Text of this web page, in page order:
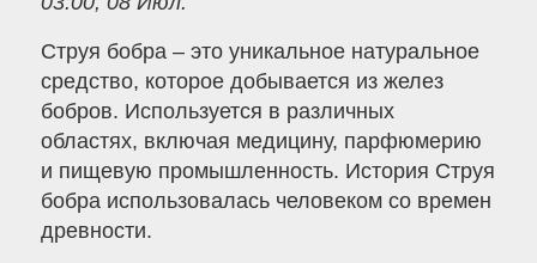
Струя бобра – это уникальное натуральное
средство, которое добывается из желез
бобров. Используется в различных
областях, включая медицину, парфюмерию
и пищевую промышленность. История Струя
бобра использовалась человеком со времен
древности.